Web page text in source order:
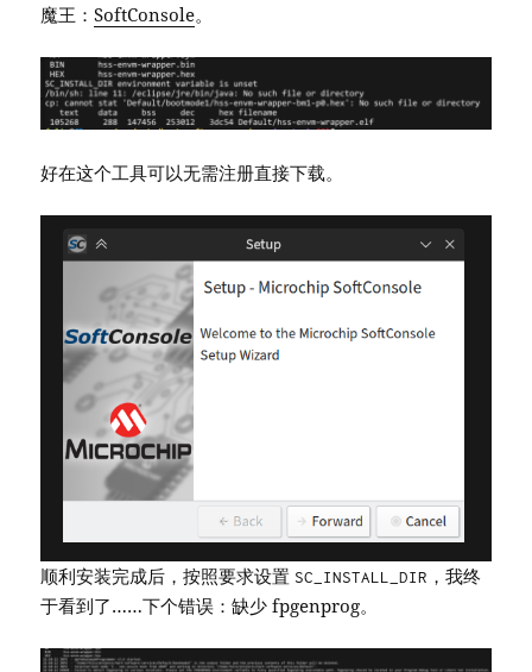
魔王：SoftConsole。
好在这个工具可以无需注册直接下载。
顺利安装完成后，按照要求设置 SC_INSTALL_DIR ，我终
于看到了……下个错误：缺少 fpgenprog。